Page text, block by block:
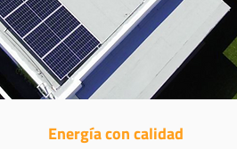
Energía con calidad